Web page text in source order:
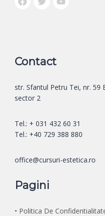
Contact
str. Sfantul Petru Tei, nr. 59
sector 2
Tel.: + 031 432 60 31
Tel.: +40 729 388 880
office@cursuri-estetica.ro
Pagini
• Politica De